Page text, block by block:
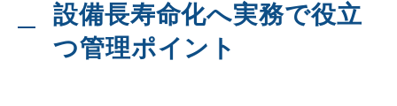
設備長寿命化へ実務で役立
つ管理ポイント